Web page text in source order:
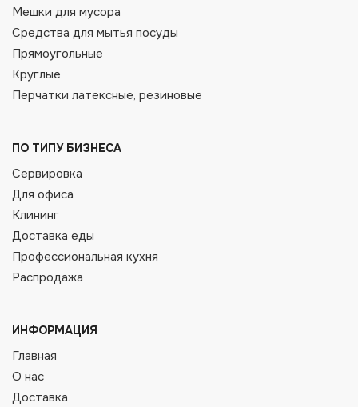
Мешки для мусора
Средства для мытья посуды
Прямоугольные
Круглые
Перчатки латексные, резиновые
ПО ТИПУ БИЗНЕСА
Сервировка
Для офиса
Клининг
Доставка еды
Профессиональная кухня
Распродажа
ИНФОРМАЦИЯ
Главная
О нас
Доставка